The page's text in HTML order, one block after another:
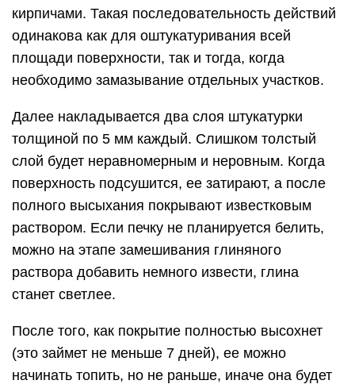
кирпичами. Такая последовательность действий
одинакова как для оштукатуривания всей
площади поверхности, так и тогда, когда
необходимо замазывание отдельных участков.
Далее накладывается два слоя штукатурки
толщиной по 5 мм каждый. Слишком толстый
слой будет неравномерным и неровным. Когда
поверхность подсушится, ее затирают, а после
полного высыхания покрывают известковым
раствором. Если печку не планируется белить,
можно на этапе замешивания глиняного
раствора добавить немного извести, глина
станет светлее.
После того, как покрытие полностью высохнет
(это займет не меньше 7 дней), ее можно
начинать топить, но не раньше, иначе она будет